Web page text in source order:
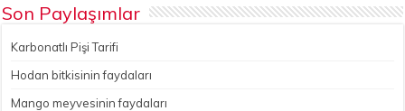
Son Paylaşımlar
Karbonatlı Pişi Tarifi
Hodan bitkisinin faydaları
Mango meyvesinin faydaları